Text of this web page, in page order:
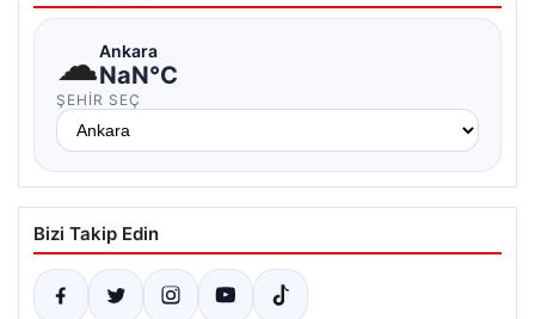
☁Ankara
NaN°C
ŞEHIR SEÇ
Bizi Takip Edin